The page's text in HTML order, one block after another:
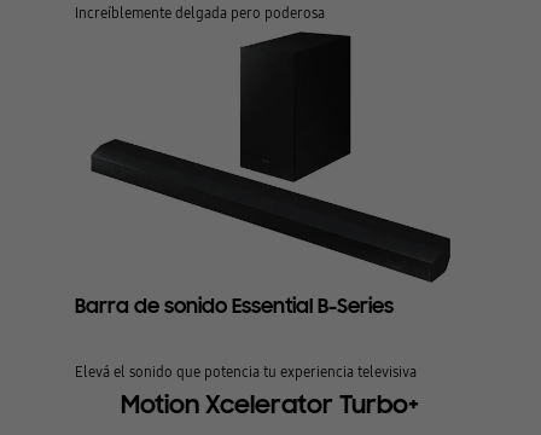
Increíblemente delgada pero poderosa
Barra de sonido Essential B-Series
Elevá el sonido que potencia tu experiencia televisiva
Motion Xcelerator Turbo+